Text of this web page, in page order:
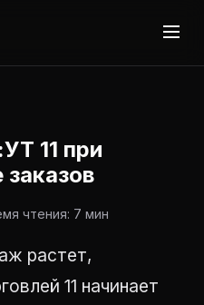
11 при
чтения: 7 мин
растет,
11 начинает